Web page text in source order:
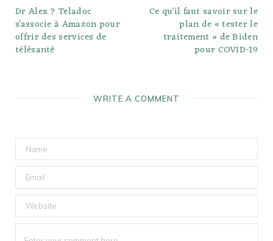
Dr Alex ? Teladoc
s’associe à Amazon pour
offrir des services de
télésanté
Ce qu’il faut savoir sur le
plan de « tester le
traitement » de Biden
pour COVID-19
WRITE A COMMENT